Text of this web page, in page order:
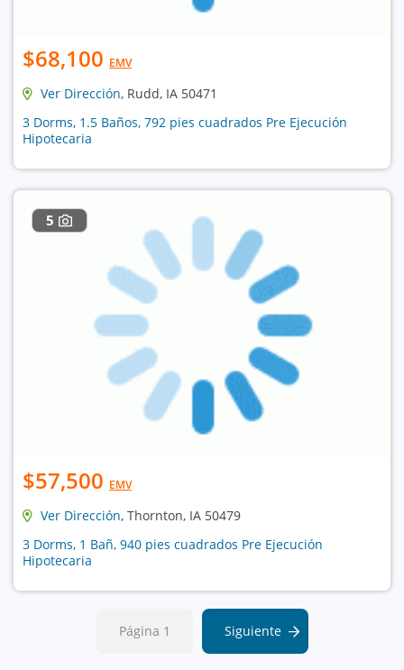
$68,100 EMV
Ver Dirección, Rudd, IA 50471
3 Dorms, 1.5 Baños, 792 pies cuadrados Pre Ejecución
Hipotecaria
5
$57,500 EMV
Ver Dirección, Thornton, IA 50479
3 Dorms, 1 Bañ, 940 pies cuadrados Pre Ejecución
Hipotecaria
Página 1 Siguiente